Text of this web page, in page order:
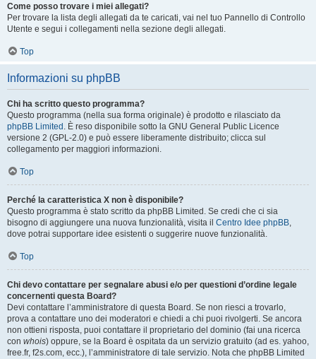
Come posso trovare i miei allegati?
Per trovare la lista degli allegati da te caricati, vai nel tuo Pannello di Controllo
Utente e segui i collegamenti nella sezione degli allegati.
Top
Informazioni su phpBB
Chi ha scritto questo programma?
Questo programma (nella sua forma originale) è prodotto e rilasciato da
phpBB Limited . È reso disponibile sotto la GNU General Public Licence
versione 2 (GPL-2.0) e può essere liberamente distribuito; clicca sul
collegamento per maggiori informazioni.
Top
Perché la caratteristica X non è disponibile?
Questo programma è stato scritto da phpBB Limited. Se credi che ci sia
bisogno di aggiungere una nuova funzionalità, visita il Centro Idee phpBB,
dove potrai supportare idee esistenti o suggerire nuove funzionalità.
Top
Chi devo contattare per segnalare abusi e/o per questioni d’ordine legale
concernenti questa Board?
Devi contattare l’amministratore di questa Board. Se non riesci a trovarlo,
prova a contattare uno dei moderatori e chiedi a chi puoi rivolgerti. Se ancora
non ottieni risposta, puoi contattare il proprietario del dominio (fai una ricerca
con whois) oppure, se la Board è ospitata da un servizio gratuito (ad es. yahoo,
free.fr, f2s.com, ecc.), l’amministratore di tale servizio. Nota che phpBB Limited